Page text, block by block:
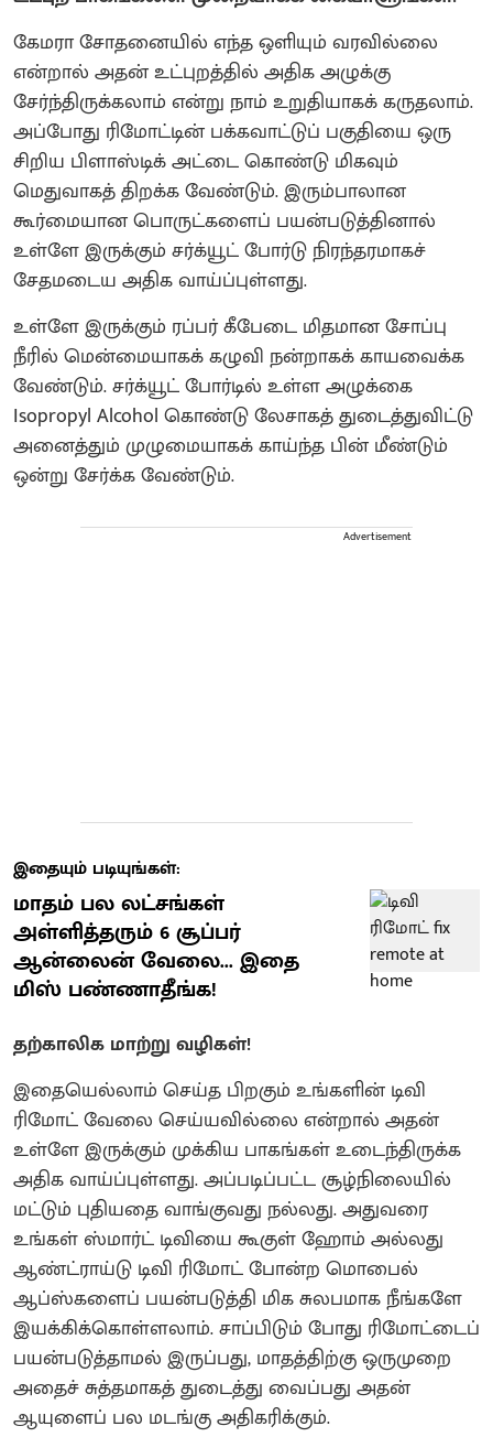
கேமரா சோதனையில் எந்த ஒளியும் வரவில்லை
என்றால் அதன் உட்புறத்தில் அதிக அழுக்கு
சேர்ந்திருக்கலாம் என்று நாம் உறுதியாகக் கருதலாம்.
அப்போது ரிமோட்டின் பக்கவாட்டுப் பகுதியை ஒரு
சிறிய பிளாஸ்டிக் அட்டை கொண்டு மிகவும்
மெதுவாகத் திறக்க வேண்டும். இரும்பாலான
கூர்மையான பொருட்களைப் பயன்படுத்தினால்
உள்ளே இருக்கும் சர்க்யூட் போர்டு நிரந்தரமாகச்
சேதமடைய அதிக வாய்ப்புள்ளது.
உள்ளே இருக்கும் ரப்பர் கீபேடை மிதமான சோப்பு
நீரில் மென்மையாகக் கழுவி நன்றாகக் காயவைக்க
வேண்டும். சர்க்யூட் போர்டில் உள்ள அழுக்கை
Isopropyl Alcohol கொண்டு லேசாகத் துடைத்துவிட்டு
அனைத்தும் முழுமையாகக் காய்ந்த பின் மீண்டும்
ஒன்று சேர்க்க வேண்டும்.
Advertisement
இதையும் படியுங்கள்:
மாதம் பல லட்சங்கள்
அள்ளித்தரும் 6 சூப்பர்
ஆன்லைன் வேலை... இதை
மிஸ் பண்ணாதீங்க!
தற்காலிக மாற்று வழிகள்!
இதையெல்லாம் செய்த பிறகும் உங்களின் டிவி
ரிமோட் வேலை செய்யவில்லை என்றால் அதன்
உள்ளே இருக்கும் முக்கிய பாகங்கள் உடைந்திருக்க
அதிக வாய்ப்புள்ளது. அப்படிப்பட்ட சூழ்நிலையில்
மட்டும் புதியதை வாங்குவது நல்லது. அதுவரை
உங்கள் ஸ்மார்ட் டிவியை கூகுள் ஹோம் அல்லது
ஆண்ட்ராய்டு டிவி ரிமோட் போன்ற மொபைல்
ஆப்ஸ்களைப் பயன்படுத்தி மிக சுலபமாக நீங்களே
இயக்கிக்கொள்ளலாம். சாப்பிடும் போது ரிமோட்டைப்
பயன்படுத்தாமல் இருப்பது, மாதத்திற்கு ஒருமுறை
அதைச் சுத்தமாகத் துடைத்து வைப்பது அதன்
ஆயுளைப் பல மடங்கு அதிகரிக்கும்.